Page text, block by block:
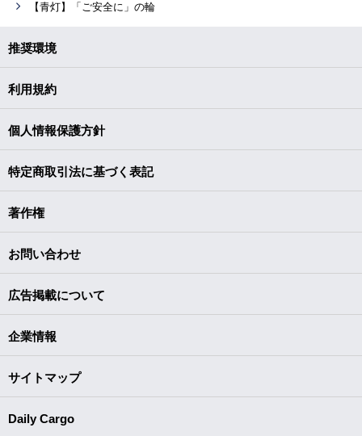
【青灯】「ご安全に」の輪
推奨環境
利用規約
個人情報保護方針
特定商取引法に基づく表記
著作権
お問い合わせ
広告掲載について
企業情報
サイトマップ
Daily Cargo